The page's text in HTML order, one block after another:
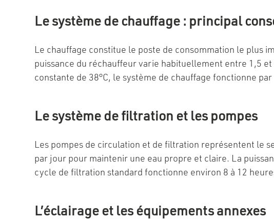
Le système de chauffage : principal
Le chauffage constitue le poste de consommation le plus
puissance du réchauffeur varie habituellement entre 1,5
constante de 38°C, le système de chauffage fonctionne
Le système de filtration et les pompes
Les pompes de circulation et de filtration représentent le
par jour pour maintenir une eau propre et claire. La
cycle de filtration standard fonctionne environ 8 à 12
L’éclairage et les équipements annexes